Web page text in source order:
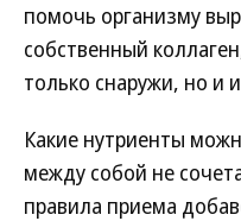
помочь организму
собственный
только снаружи, но и
Какие нутриенты
между собой не
правила приема